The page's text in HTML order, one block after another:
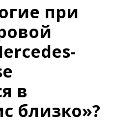
при
в
близко»?